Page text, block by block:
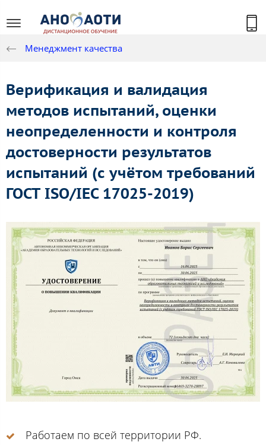
Менеджмент качества
Верификация и валидация
методов испытаний, оценки
неопределенности и контроля
достоверности результатов
испытаний (с учётом требований
ГОСТ ISO/IEC 17025-2019)
Работаем по всей территории РФ.